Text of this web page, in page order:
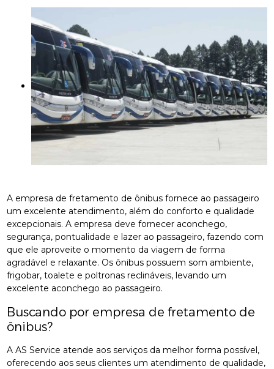
A empresa de fretamento de ônibus fornece ao passageiro
um excelente atendimento, além do conforto e qualidade
excepcionais. A empresa deve fornecer aconchego,
segurança, pontualidade e lazer ao passageiro, fazendo com
que ele aproveite o momento da viagem de forma
agradável e relaxante. Os ônibus possuem som ambiente,
frigobar, toalete e poltronas reclináveis, levando um
excelente aconchego ao passageiro.
Buscando por empresa de fretamento de
ônibus?
A AS Service atende aos serviços da melhor forma possível,
oferecendo aos seus clientes um atendimento de qualidade,